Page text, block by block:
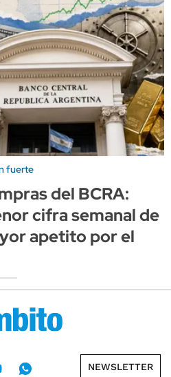
fuerte
del BCRA:
cifra semanal de
apetito por el
NEWSLETTER